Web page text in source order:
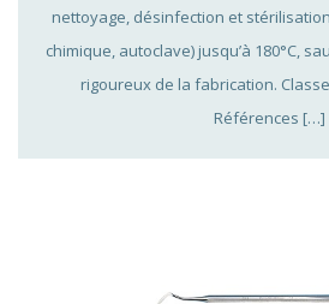
nettoyage, désinfection et
chimique, autoclave) jusqu’à 180°C,
rigoureux de la fabrication.
Références […]